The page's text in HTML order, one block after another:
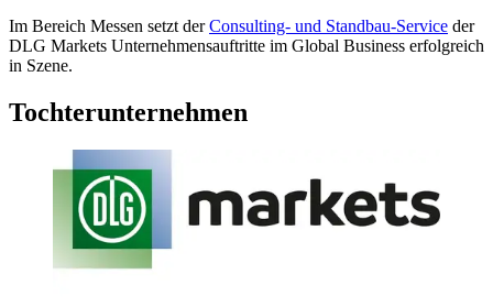
Im Bereich Messen setzt derConsulting- und Standbau-Service der
DLG Markets Unternehmensauftritte im Global Business erfolgreich
in Szene.
Tochterunternehmen